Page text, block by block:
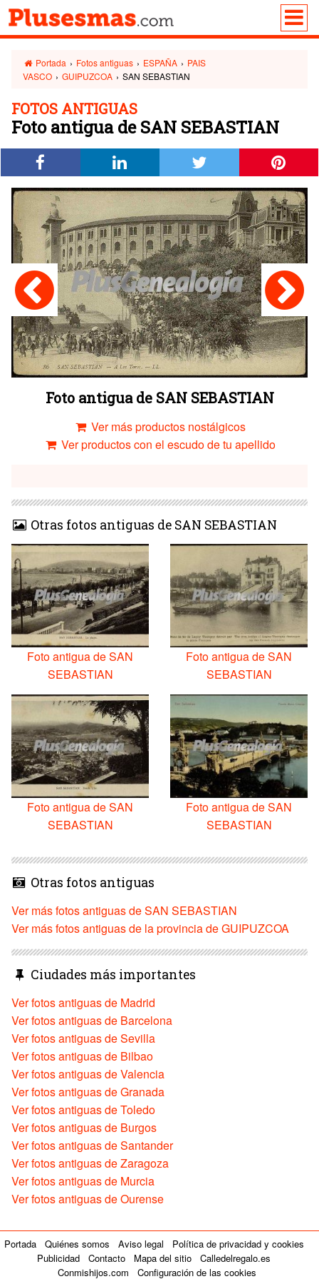
Portada › Fotos antiguas › ESPAÑA › PAIS
VASCO › GUIPUZCOA › SAN SEBASTIAN
FOTOS ANTIGUAS
Foto antigua de SAN SEBASTIAN
Foto antigua de SAN SEBASTIAN
Ver más productos nostálgicos
Ver productos con el escudo de tu apellido
Otras fotos antiguas de SAN SEBASTIAN
Foto antigua de SAN
SEBASTIAN
Foto antigua de SAN
SEBASTIAN
Foto antigua de SAN
SEBASTIAN
Foto antigua de SAN
SEBASTIAN
Otras fotos antiguas
Ver más fotos antiguas de SAN SEBASTIAN
Ver más fotos antiguas de la provincia de GUIPUZCOA
Ciudades más importantes
Ver fotos antiguas de Madrid
Ver fotos antiguas de Barcelona
Ver fotos antiguas de Sevilla
Ver fotos antiguas de Bilbao
Ver fotos antiguas de Valencia
Ver fotos antiguas de Granada
Ver fotos antiguas de Toledo
Ver fotos antiguas de Burgos
Ver fotos antiguas de Santander
Ver fotos antiguas de Zaragoza
Ver fotos antiguas de Murcia
Ver fotos antiguas de Ourense
Portada Quiénes somos Aviso legal
Política de privacidad y cookies
Publicidad
Contacto Mapa del sitio
Calledelregalo.es
Conmishijos.com
Configuración de las cookies